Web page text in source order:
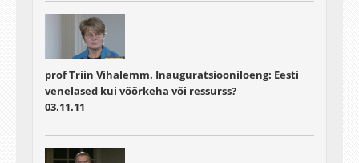
prof Triin Vihalemm. Inauguratsiooniloeng: Eesti
venelased kui võõrkeha või ressurss?
03.11.11